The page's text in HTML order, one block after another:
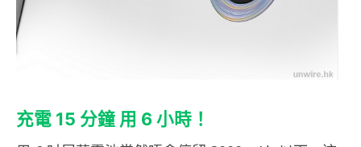
充電 15 分鐘 用 6 小時！